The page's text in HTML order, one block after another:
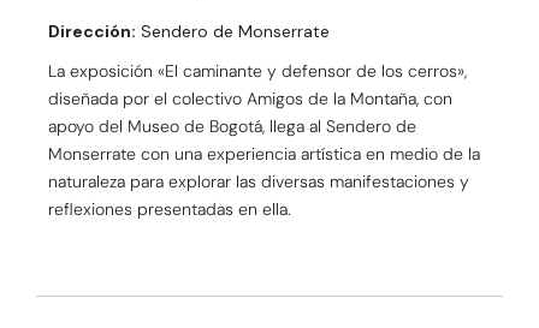
Dirección: Sendero de Monserrate
La exposición «El caminante y defensor de los cerros»,
diseñada por el colectivo Amigos de la Montaña, con
apoyo del Museo de Bogotá, llega al Sendero de
Monserrate con una experiencia artística en medio de la
naturaleza para explorar las diversas manifestaciones y
reflexiones presentadas en ella.